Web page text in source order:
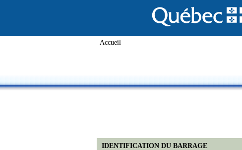
Accueil
IDENTIFICATION DU BARRAGE